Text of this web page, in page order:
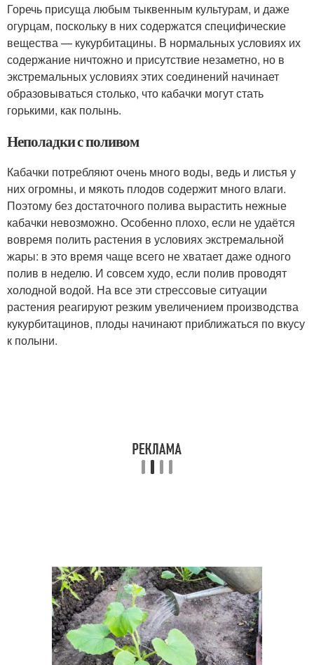
Горечь присуща любым тыквенным культурам, и даже
огурцам, поскольку в них содержатся специфические
вещества — кукурбитацины. В нормальных условиях их
содержание ничтожно и присутствие незаметно, но в
экстремальных условиях этих соединений начинает
образовываться столько, что кабачки могут стать
горькими, как полынь.
Неполадки с поливом
Кабачки потребляют очень много воды, ведь и листья у
них огромны, и мякоть плодов содержит много влаги.
Поэтому без достаточного полива вырастить нежные
кабачки невозможно. Особенно плохо, если не удаётся
вовремя полить растения в условиях экстремальной
жары: в это время чаще всего не хватает даже одного
полив в неделю. И совсем худо, если полив проводят
холодной водой. На все эти стрессовые ситуации
растения реагируют резким увеличением производства
кукурбитацинов, плоды начинают приближаться по вкусу
к полыни.